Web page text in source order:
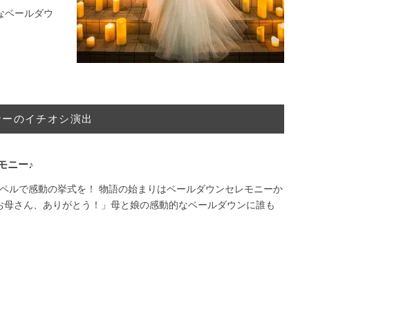
ベールダウ
のイチオシ演出
ニー♪
ルで感動の挙式を！ 物語の始まりはベールダウンセレモニーか
母さん、ありがとう！」母と娘の感動的なベールダウンに誰も